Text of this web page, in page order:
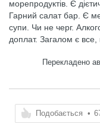
морепродуктів. Є
Гарний салат бар. Є
супи. Чи не черг.
доплат. Загалом є все,
Перекладено
Подобається •